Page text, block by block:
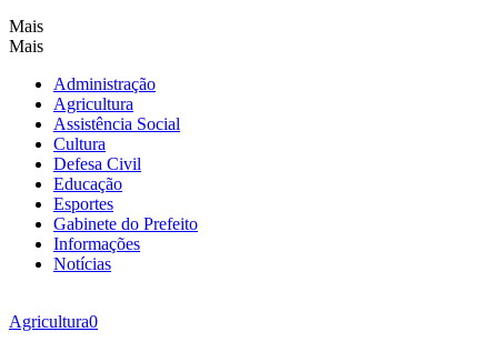
Mais
Mais
Administração
Agricultura
Assistência Social
Cultura
Defesa Civil
Educação
Esportes
Gabinete do Prefeito
Informações
Notícias
Agricultura0